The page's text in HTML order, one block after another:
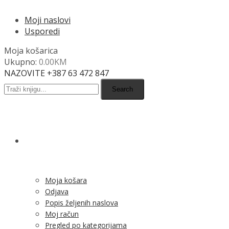
Moji naslovi
Usporedi
Moja košarica
Ukupno: 0.00KM
NAZOVITE +387 63 472 847
Search
Moja košara
Odjava
Popis željenih naslova
Moj račun
Pregled po kategorijama